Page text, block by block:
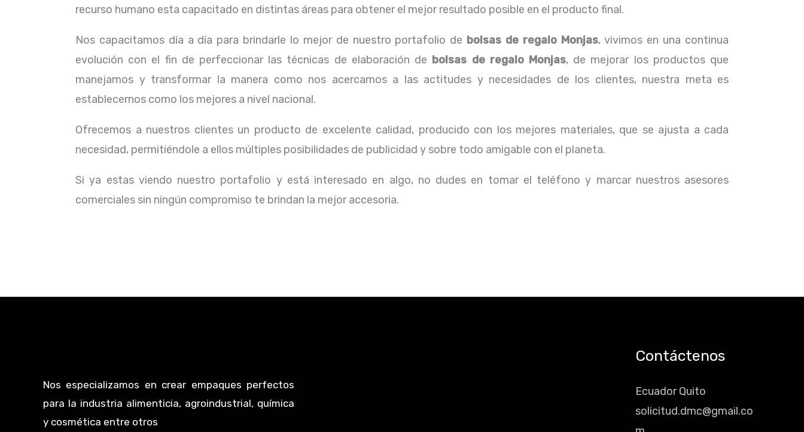
recurso humano esta capacitado en distintas áreas para obtener el mejor resultado posible en el producto final.
Nos capacitamos día a día para brindarle lo mejor de nuestro portafolio de bolsas de regalo Monjas, vivimos en una continua
evolución con el fin de perfeccionar las técnicas de elaboración de bolsas de regalo Monjas, de mejorar los productos que
manejamos y transformar la manera como nos acercamos a las actitudes y necesidades de los clientes, nuestra meta es
establecernos como los mejores a nivel nacional.
Ofrecemos a nuestros clientes un producto de excelente calidad, producido con los mejores materiales, que se ajusta a cada
necesidad, permitiéndole a ellos múltiples posibilidades de publicidad y sobre todo amigable con el planeta.
Si ya estas viendo nuestro portafolio y está interesado en algo, no dudes en tomar el teléfono y marcar nuestros asesores
comerciales sin ningún compromiso te brindan la mejor accesoria.
Nos especializamos en crear empaques perfectos
para la industria alimenticia, agroindustrial, química
y cosmética entre otros
Contáctenos
Ecuador Quito
solicitud.dmc@gmail.co